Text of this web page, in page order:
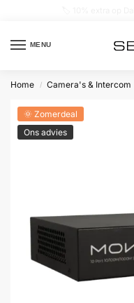
MENU
product…
Alarm
samenstellen
Home / Camera's & Intercom
🌞 Zomerdeal
Ons advies